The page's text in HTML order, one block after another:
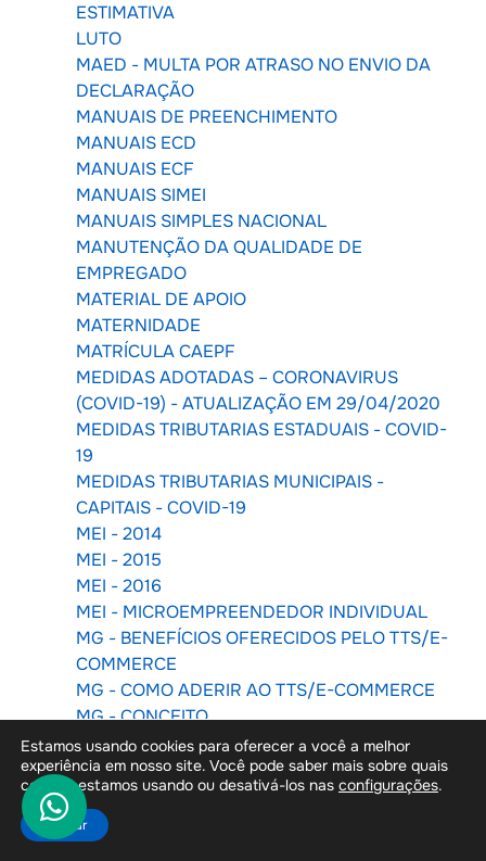
ESTIMATIVA
LUTO
MAED - MULTA POR ATRASO NO ENVIO DA
DECLARAÇÃO
MANUAIS DE PREENCHIMENTO
MANUAIS ECD
MANUAIS ECF
MANUAIS SIMEI
MANUAIS SIMPLES NACIONAL
MANUTENÇÃO DA QUALIDADE DE
EMPREGADO
MATERIAL DE APOIO
MATERNIDADE
MATRÍCULA CAEPF
MEDIDAS ADOTADAS – CORONAVIRUS
(COVID-19) - ATUALIZAÇÃO EM 29/04/2020
MEDIDAS TRIBUTARIAS ESTADUAIS - COVID-
19
MEDIDAS TRIBUTARIAS MUNICIPAIS -
CAPITAIS - COVID-19
MEI - 2014
MEI - 2015
MEI - 2016
MEI - MICROEMPREENDEDOR INDIVIDUAL
MG - BENEFÍCIOS OFERECIDOS PELO TTS/E-
COMMERCE
MG - COMO ADERIR AO TTS/E-COMMERCE
MG - CONCEITO
MG - DANFE RELATIVO À NF-E DA
OPERAÇÃO DE DEVOLUÇÃO DA
MERCADORIA OU DE RETORNO DE
MERCADORIA NÃO ENTREGUE
MG - DANFE RELATIVO À NF-E DA
Estamos usando cookies para oferecer a você a melhor
experiência em nosso site. Você pode saber mais sobre quais
cookies estamos usando ou desativá-los nas configurações.
Aceitar